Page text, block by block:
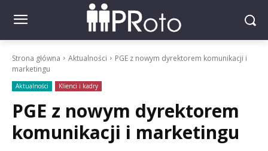
Strona główna Aktualności
PGE z nowym dyrektorem komunikacji i
marketingu
Aktualności Klienci i kadry
PGE z nowym dyrektorem
komunikacji i marketingu